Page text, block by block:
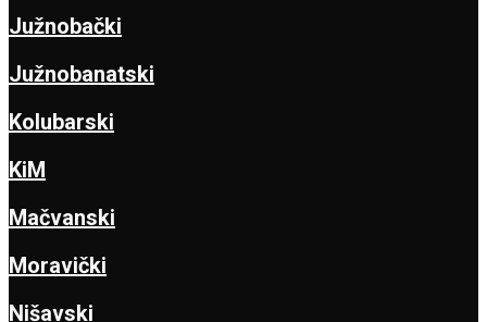
Južnobački
Južnobanatski
Kolubarski
KiM
Mačvanski
Moravički
Nišavski